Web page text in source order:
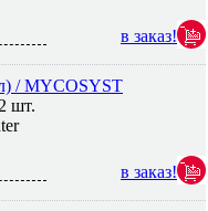
в заказ!
/ MYCOSYST
шт.
в заказ!